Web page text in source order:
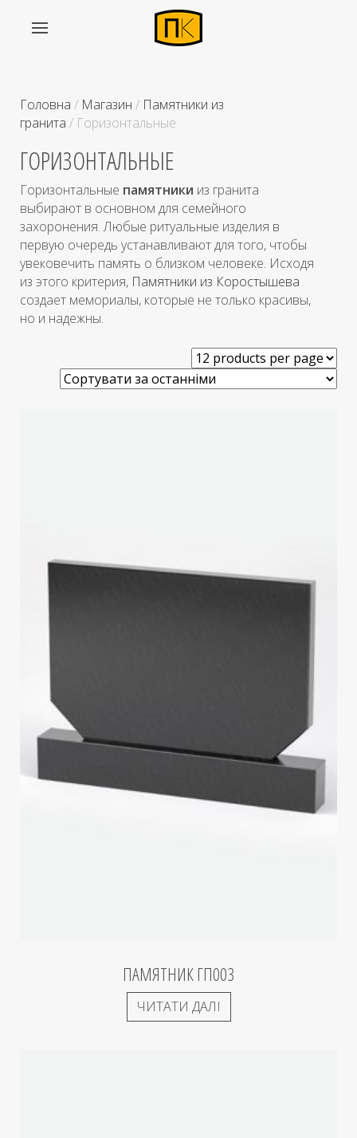
Головна / Магазин / Памятники из
гранита / Горизонтальные
ГОРИЗОНТАЛЬНЫЕ
Горизонтальные памятники из гранита
выбирают в основном для семейного
захоронения. Любые ритуальные изделия в
первую очередь устанавливают для того, чтобы
увековечить память о близком человеке. Исходя
из этого критерия, Памятники из Коростышева
создает мемориалы, которые не только красивы,
но и надежны.
ПАМЯТНИК ГП003
ЧИТАТИ ДАЛІ